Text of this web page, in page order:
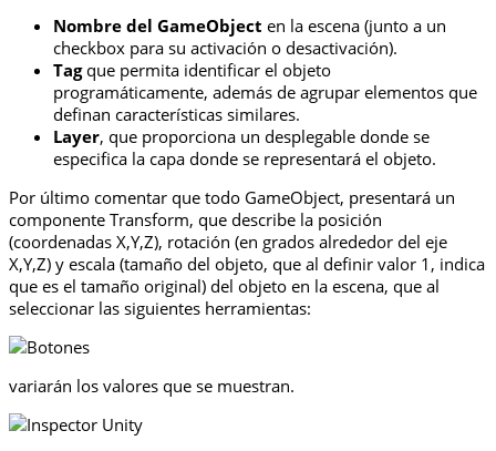
Nombre del GameObject en la escena (junto a un
checkbox para su activación o desactivación).
Tagque permita identificar el objeto
programáticamente, además de agrupar elementos que
definan características similares.
Layer, que proporciona un desplegable donde se
especifica la capa donde se representará el objeto.
Por último comentar que todo GameObject, presentará un
componente Transform, que describe la posición
(coordenadas X,Y,Z), rotación (en grados alrededor del eje
X,Y,Z) y escala (tamaño del objeto, que al definir valor 1, indica
que es el tamaño original) del objeto en la escena, que al
seleccionar las siguientes herramientas:
variarán los valores que se muestran.